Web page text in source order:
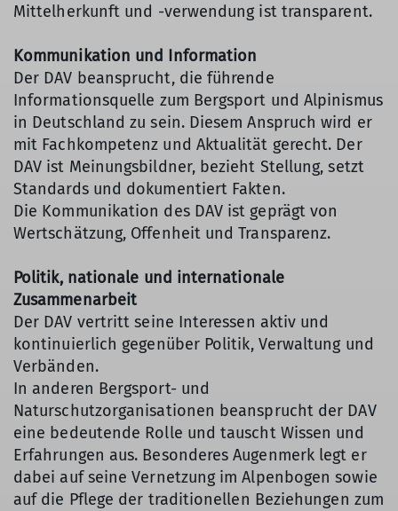
Mittelherkunft und -verwendung ist transparent.
Kommunikation und Information
Der DAV beansprucht, die führende
Informationsquelle zum Bergsport und Alpinismus
in Deutschland zu sein. Diesem Anspruch wird er
mit Fachkompetenz und Aktualität gerecht. Der
DAV ist Meinungsbildner, bezieht Stellung, setzt
Standards und dokumentiert Fakten.
Die Kommunikation des DAV ist geprägt von
Wertschätzung, Offenheit und Transparenz.
Politik, nationale und internationale
Zusammenarbeit
Der DAV vertritt seine Interessen aktiv und
kontinuierlich gegenüber Politik, Verwaltung und
Verbänden.
In anderen Bergsport- und
Naturschutzorganisationen beansprucht der DAV
eine bedeutende Rolle und tauscht Wissen und
Erfahrungen aus. Besonderes Augenmerk legt er
dabei auf seine Vernetzung im Alpenbogen sowie
auf die Pflege der traditionellen Beziehungen zum